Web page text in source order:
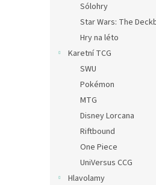
Sólohry
Star Wars: The
Hry na léto
Karetní TCG
SWU
Pokémon
MTG
Disney Lorcana
Riftbound
One Piece
UniVersus CCG
Hlavolamy